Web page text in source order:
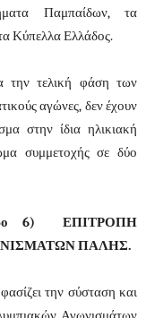
Παμπαίδων, τα
Κύπελλα Ελλάδος.
την τελική φάση των
αγώνες, δεν έχουν
στην ίδια ηλικιακή
συμμετοχής σε δύο
6) ΕΠΙΤΡΟΠΗ
ΠΑΛΗΣ.
την σύσταση και